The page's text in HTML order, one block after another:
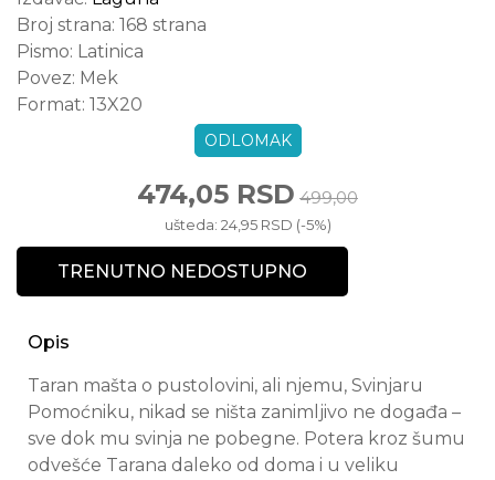
Broj strana: 168 strana
Pismo: Latinica
Povez: Mek
Format: 13X20
ODLOMAK
474,05 RSD 499,00
ušteda: 24,95 RSD (-5%)
TRENUTNO NEDOSTUPNO
Opis
Taran mašta o pustolovini, ali njemu, Svinjaru
Pomoćniku, nikad se ništa zanimljivo ne događa –
sve dok mu svinja ne pobegne. Potera kroz šumu
odvešće Tarana daleko od doma i u veliku